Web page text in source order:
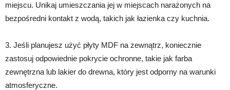
miejscu. Unikaj umieszczania jej w miejscach narażonych na
bezpośredni kontakt z wodą, takich jak łazienka czy kuchnia.
3. Jeśli planujesz użyć płyty MDF na zewnątrz, koniecznie
zastosuj odpowiednie pokrycie ochronne, takie jak farba
zewnętrzna lub lakier do drewna, który jest odporny na warunki
atmosferyczne.